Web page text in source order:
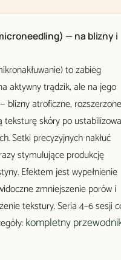
— na blizny i
to zabieg
aktywny trądzik, ale na jego
blizny atroficzne, rozszerzone
teksturę skóry po
Setki precyzyjnych nakłuć
stymulujące produkcję
Efektem jest wypełnienie
zmniejszenie porów i
tekstury. Seria 4–6 sesji
kompletny